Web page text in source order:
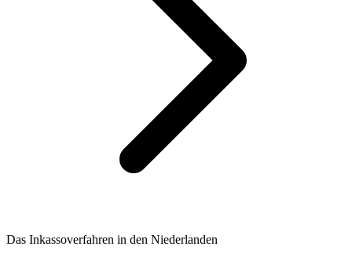
Das Inkassoverfahren in den Niederlanden